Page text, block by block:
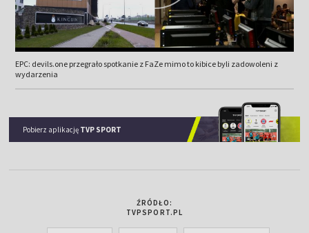
EPC: devils.one przegrało spotkanie z FaZe mimo to kibice byli zadowoleni z
wydarzenia
Pobierz aplikację TVP SPORT
ŹRÓDŁO:
TVPSPORT.PL